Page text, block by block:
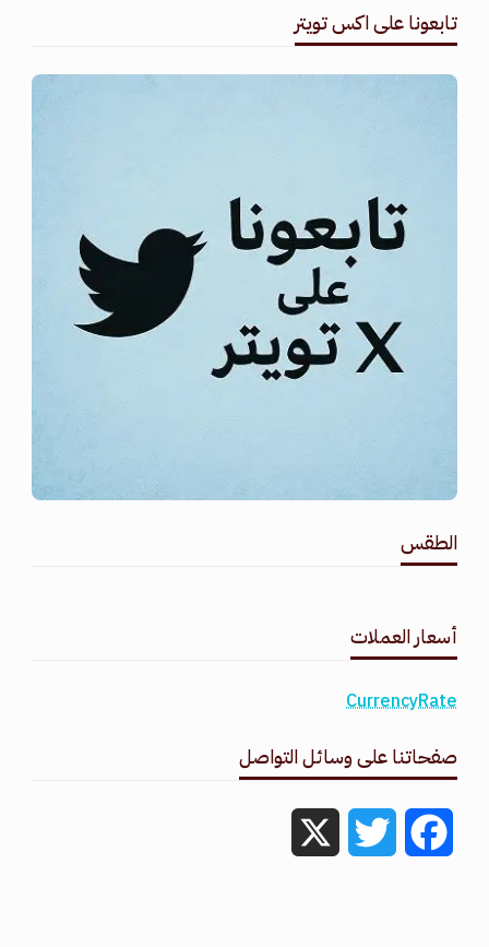
تابعونا على اكس تويتر
الطقس
أسعار العملات
CurrencyRate
صفحاتنا على وسائل التواصل
Facebook
Twitter